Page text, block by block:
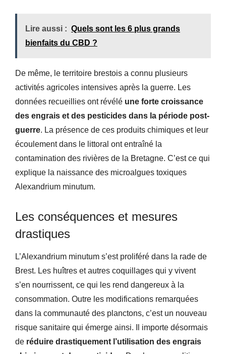
Lire aussi : Quels sont les 6 plus grands
bienfaits du CBD ?
De même, le territoire brestois a connu plusieurs
activités agricoles intensives après la guerre. Les
données recueillies ont révélé une forte croissance
des engrais et des pesticides dans la période post-
guerre. La présence de ces produits chimiques et leur
écoulement dans le littoral ont entraîné la
contamination des rivières de la Bretagne. C’est ce qui
explique la naissance des microalgues toxiques
Alexandrium minutum.
Les conséquences et mesures
drastiques
L’Alexandrium minutum s’est proliféré dans la rade de
Brest. Les huîtres et autres coquillages qui y vivent
s’en nourrissent, ce qui les rend dangereux à la
consommation. Outre les modifications remarquées
dans la communauté des planctons, c’est un nouveau
risque sanitaire qui émerge ainsi. Il importe désormais
de réduire drastiquement l’utilisation des engrais